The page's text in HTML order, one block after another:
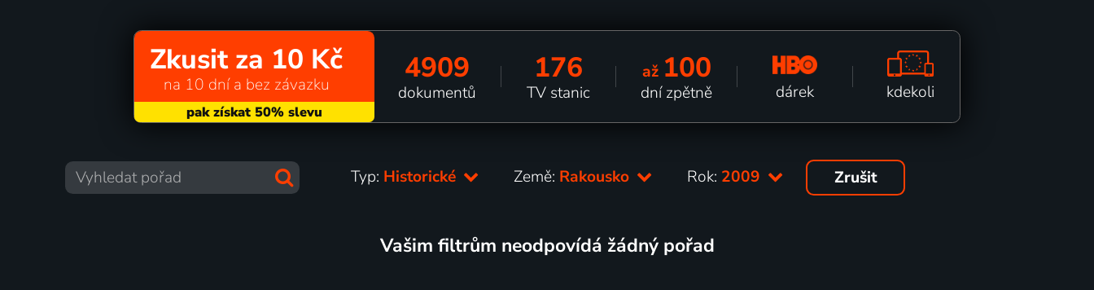
Zkusit za 10 Kč
na 10 dní a bez závazku 4909
dokumentů
176
TV stanic
až 100
dní zpětně dárek kdekoli
Typ: Historické Země: Rakousko Rok: 2009 Zrušit
Vašim filtrům neodpovídá žádný pořad